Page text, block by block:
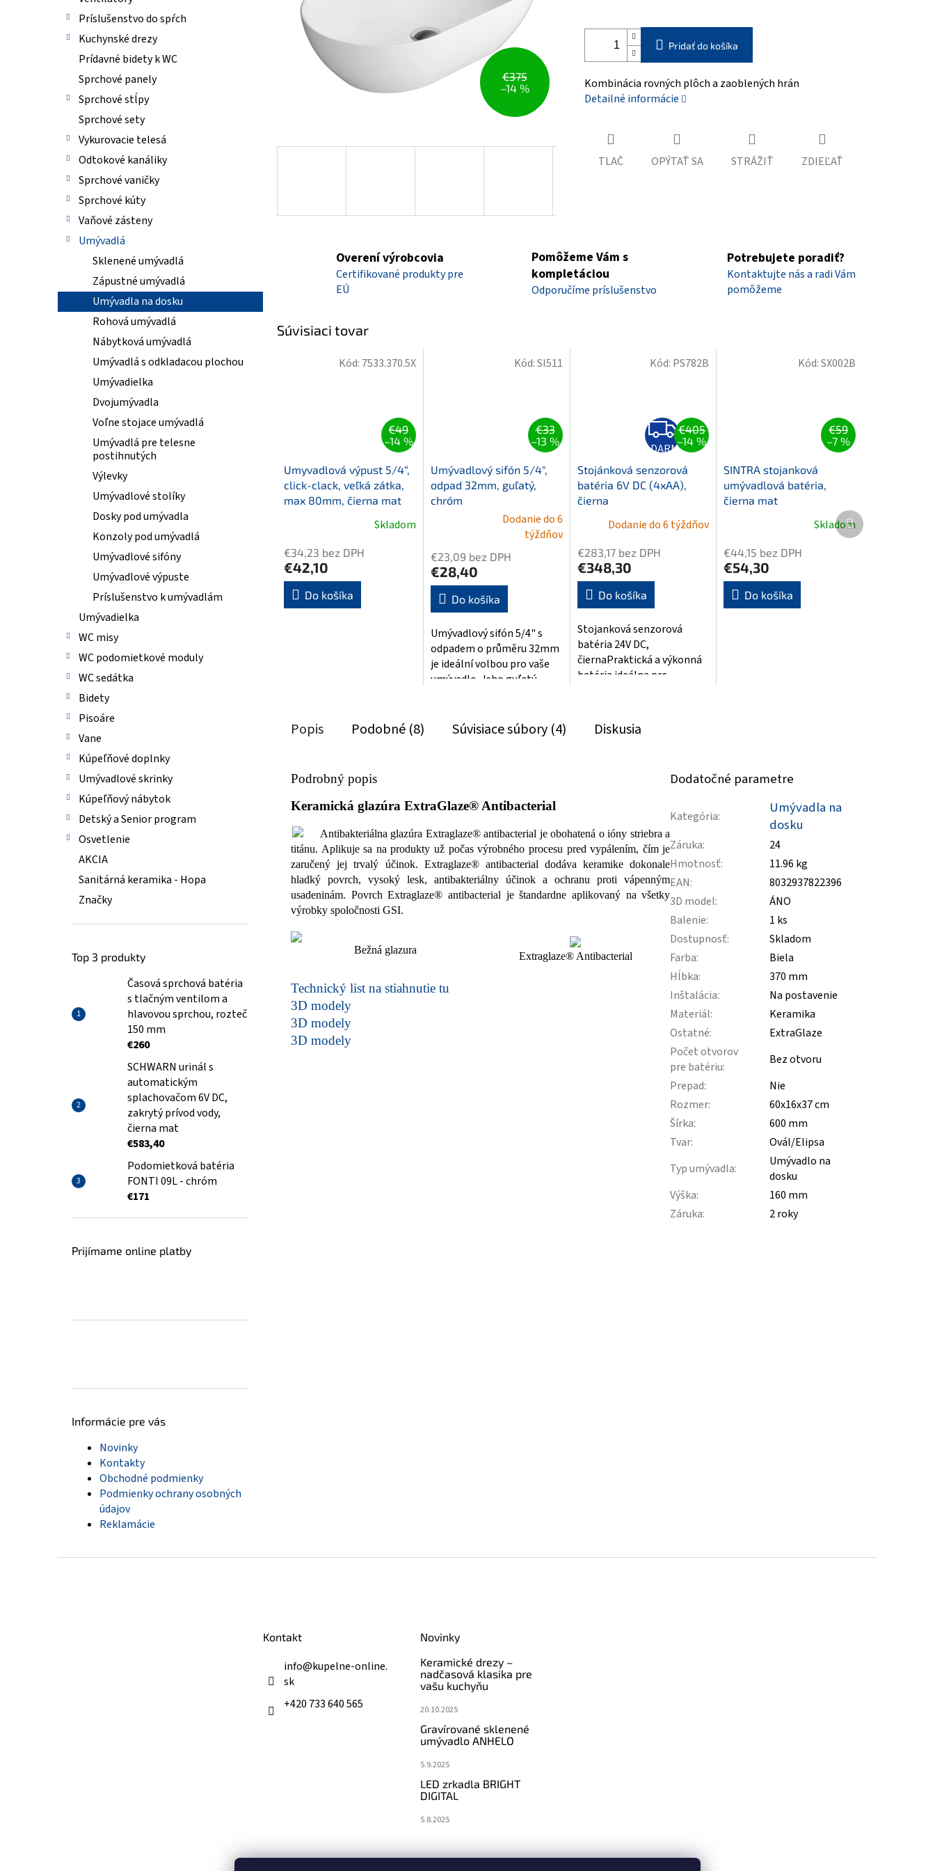
Príslušenstvo do spŕch
Kuchynské drezy
Prídavné bidety k WC
Sprchové panely
Sprchové stĺpy
Sprchové sety
Vykurovacie telesá
Odtokové kanáliky
Sprchové vaničky
Sprchové kúty
Vaňové zásteny
Umývadlá
Sklenené umývadlá
Zápustné umývadlá
Umývadla na dosku
Rohová umývadlá
Nábytková umývadlá
Umývadlá s odkladacou plochou
Umývadielka
Dvojumývadla
Voľne stojace umývadlá
Umývadlá pre telesne
postihnutých
Výlevky
Umývadlové stolíky
Dosky pod umývadla
Konzoly pod umývadlá
Umývadlové sifóny
Umývadlové výpuste
Príslušenstvo k umývadlám
Umývadielka
WC misy
WC podomietkové moduly
WC sedátka
Bidety
Pisoáre
Vane
Kúpeľňové doplnky
Umývadlové skrinky
Kúpeľňový nábytok
Detský a Senior program
Osvetlenie
AKCIA
Sanitárná keramika - Hopa
Značky
Top 3 produkty
Časová sprchová batéria
s tlačným ventilom a
hlavovou sprchou, rozteč
150 mm
€260
SCHWARN urinál s
automatickým
splachovačom 6V DC,
zakrytý prívod vody,
čierna mat
€583,40
Podomietková batéria
FONTI 09L - chróm
€171
Prijímame online platby
Informácie pre vás
Novinky
Kontakty
Obchodné podmienky
Podmienky ochrany osobných
údajov
Reklamácie
€375
–14 %
Pridať do košíka
Kombinácia rovných plôch a zaoblených hrán
Detailné informácie
TLAČ OPÝTAŤ SA STRÁŽIŤ ZDIEĽAŤ
Overení výrobcovia
Certifikované produkty pre
EÚ
Pomôžeme Vám s
kompletáciou
Odporučíme príslušenstvo
Potrebujete poradiť?
Kontaktujte nás a radi Vám
pomôžeme
Súvisiaci tovar
€49
–14 %
Umyvadlová výpust 5/4“,
click-clack, veľká zátka,
max 80mm, čierna mat
Skladom
€34,23 bez DPH
€42,10
Do košíka
Kód: 7533.370.5X
€33
–13 %
Umývadlový sifón 5/4",
odpad 32mm, guľatý,
chróm
produktu
je
5,0
hviezdičiek.
Dodanie do 6
týždňov
€23,09 bez DPH
€28,40
Do košíka
Umývadlový sifón 5/4" s
odpadem o průměru 32mm
je ideální volbou pro vaše
umývadlo. Jeho guľatý
Kód:SI511
Z
A
D
A
M
O
ZADARMO
€405
–14 %
Stojánková senzorová
batéria 6V DC (4xAA),
čierna
Dodanie do 6 týždňov
€283,17 bez DPH
€348,30
Do košíka
Stojanková senzorová
batéria 24V DC,
čiernaPraktická a výkonná
batéria ideálna pre
DC a...
Kód: PS782B
€59
–7 %
SINTRA stojanková
umývadlová batéria,
čierna mat
Skladom
€44,15 bez DPH
€54,30
Do košíka
Kód:SX002B
Ďalší
produkt
Popis Podobné (8) Súvisiace súbory (4) Diskusia
Podrobný popis
Keramická glazúra ExtraGlaze® Antibacterial
Antibakteriálna glazúra Extraglaze® antibacterial je obohatená o ióny striebra a
titánu. Aplikuje sa na produkty už počas výrobného procesu pred vypálením, čím je
zaručený jej trvalý účinok. Extraglaze® antibacterial dodáva keramike dokonale
hladký povrch, vysoký lesk, antibakteriálny účinok a ochranu proti vápenným
usadeninám. Povrch Extraglaze® antibacterial je štandardne aplikovaný na všetky
výrobky spoločnosti GSI.
Bežná glazura
Extraglaze® Antibacterial
Technický list na stiahnutie tu
3D modely
3D modely
3D modely
Dodatočné parametre
Kategória:
Umývadla na
dosku
Záruka:
24
Hmotnosť:
11.96 kg
EAN:
8032937822396
3D model:
ÁNO
Balenie:
1 ks
Dostupnosť:
Skladom
Farba:
Biela
Hĺbka:
370 mm
Inštalácia:
Na postavenie
Materiál:
Keramika
Ostatné:
ExtraGlaze
Počet otvorov
pre batériu:
Bez otvoru
Prepad:
Nie
Rozmer:
60x16x37 cm
Šírka:
600 mm
Tvar:
Ovál/Elipsa
Typ umývadla:
Umývadlo na
dosku
Výška:
160 mm
Záruka: 2 roky
Kontakt
info@kupelne-online.
sk
+420 733 640 565
Novinky
Keramické drezy –
nadčasová klasika pre
vašu kuchyňu
20.10.2025
Gravírované sklenené
umývadlo ANHELO
5.9.2025
LED zrkadla BRIGHT
DIGITAL
5.8.2025